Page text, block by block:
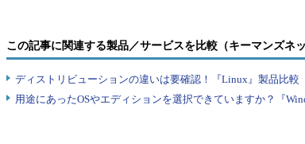
定した環境変数の値は、このコマンド・プロンプト
境変数の値をデバイス・マネージャに反映させるに
コマンド・プロンプト上から直接デバイス・マネー
この記事に関連する製品／サービスを比較（キーマンズネッ
ディストリビューションの違いは要確認！『Linux』製品比較
用途にあったOSやエディションを選択できていますか？『